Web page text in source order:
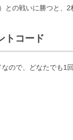
との戦いに勝つと、
トコード
ので、どなたでも1